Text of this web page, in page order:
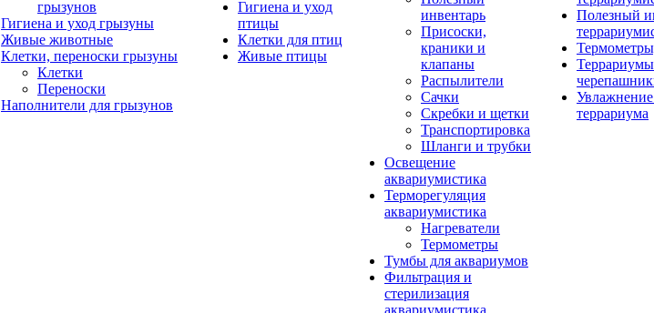
грызунов
Гигиена и уход грызуны
Живые животные
Клетки, переноски грызуны
Клетки
Переноски
Наполнители для грызунов
Гигиена и уход
птицы
Клетки для птиц
Живые птицы
инвентарь
Присоски,
краники и
клапаны
Распылители
Сачки
Скребки и щетки
Транспортировка
Шланги и трубки
Освещение
аквариумистика
Терморегуляция
аквариумистика
Нагреватели
Термометры
Тумбы для аквариумов
Фильтрация и
стерилизация
аквариумистика
Полезный
террариума